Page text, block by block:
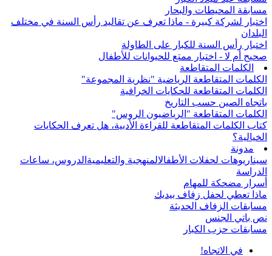
مسابقة المحيطات والبحار
اختبار لشركة كبيرة - ماذا تعرف عن تقاليد رأس السنة في مختلف
البلدان
اختبار رأس السنة للكبار على الطاولة
صحيح أم لا - اختبار ممتع للحيوانات للأطفال
الكلمات المتقاطعة
الكلمات المتقاطعة الرياضية "نظرية المجموعة"
الكلمات المتقاطعة للحكايات الخرافية
باتجاه الصين حسب التاريخ
الكلمات المتقاطعة "الرياضيون الروس"
كتاب الكلمات المتقاطعة للقراءة الأدبية، هل تعرف الحكايات
الخيالية؟
مدونة
سيناريوهات لحفلات الأطفالالمنهجية والتعليمية الدروس، ساعات
الدراسة
أسرار مضحكة للمهام
ماذا تعطي لحفل زفاف بيديك
مسابقات الزفاف الحديثة
نص باتي الجنس
مسابقات حزب الكبار
في الاتجاه!